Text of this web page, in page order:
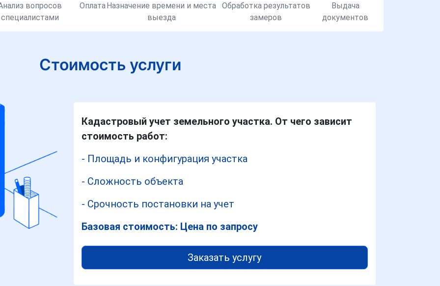
вопросов
специалистами
ОплатаНазначение времени и места
выезда
Обработка результатов
замеров
Выдача
документов
Стоимость услуги
Кадастровый учет земельного участка. От чего зависит
стоимость работ:
- Площадь и конфигурация участка
- Сложность объекта
- Срочность постановки на учет
Базовая стоимость: Цена по запросу
Заказать услугу